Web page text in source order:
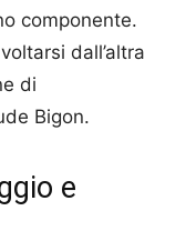
componente.
dall’altra
di
Bigon.
e